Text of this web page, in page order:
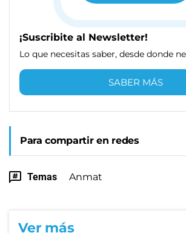
¡Suscribite al Newsletter!
Lo que necesitas saber, desde donde
SABER MÁS
Para compartir en redes
Temas Anmat
Ver más